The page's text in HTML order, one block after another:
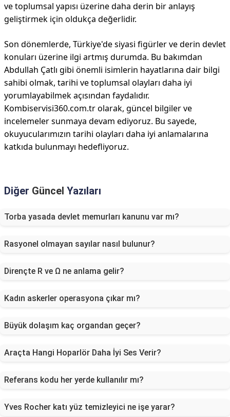
ve toplumsal yapısı üzerine daha derin bir anlayış
geliştirmek için oldukça değerlidir.
Son dönemlerde, Türkiye'de siyasi figürler ve derin devlet
konuları üzerine ilgi artmış durumda. Bu bakımdan
Abdullah Çatlı gibi önemli isimlerin hayatlarına dair bilgi
sahibi olmak, tarihi ve toplumsal olayları daha iyi
yorumlayabilmek açısından faydalıdır.
Kombiservisi360.com.tr olarak, güncel bilgiler ve
incelemeler sunmaya devam ediyoruz. Bu sayede,
okuyucularımızın tarihi olayları daha iyi anlamalarına
katkıda bulunmayı hedefliyoruz.
Diğer Güncel Yazıları
Torba yasada devlet memurları kanunu var mı?
Rasyonel olmayan sayılar nasıl bulunur?
Dirençte R ve Ω ne anlama gelir?
Kadın askerler operasyona çıkar mı?
Büyük dolaşım kaç organdan geçer?
Araçta Hangi Hoparlör Daha İyi Ses Verir?
Referans kodu her yerde kullanılır mı?
Yves Rocher katı yüz temizleyici ne işe yarar?